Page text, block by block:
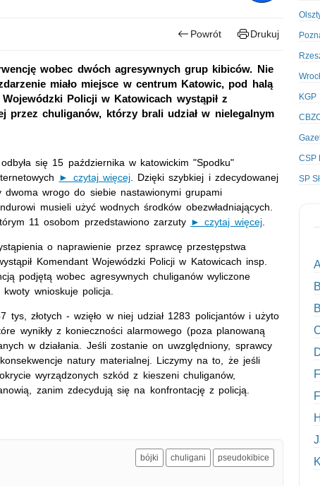
Powrót Drukuj
wobec dwóch agresywnych grup kibiców. Nie
miało miejsce w centrum Katowic, pod halą
Policji w Katowicach wystąpił z
przez chuliganów, którzy brali udział w nielegalnym
się 15 października w katowickim "Spodku"
► czytaj więcej. Dzięki szybkiej i zdecydowanej
wrogo do siebie nastawionymi grupami
musieli użyć wodnych środków obezwładniających.
11 osobom przedstawiono zarzuty ► czytaj więcej.
o naprawienie przez sprawcę przestępstwa
Komendant Wojewódzki Policji w Katowicach insp.
podjętą wobec agresywnych chuliganów wyliczone
wnioskuje policja.
tys, złotych - wzięło w niej udział 1283 policjantów i użyto
wynikły z konieczności alarmowego (poza planowaną
w działania. Jeśli zostanie on uwzględniony, sprawcy
natury materialnej. Liczymy na to, że jeśli
wyrządzonych szkód z kieszeni chuliganów,
zanim zdecydują się na konfrontację z policją.
bójki chuligani pseudokibice
KGP
CSP
SP